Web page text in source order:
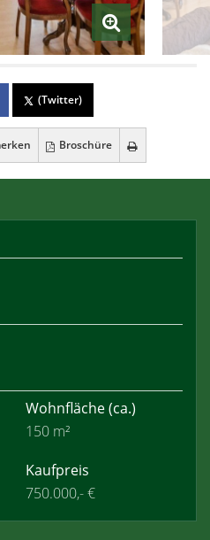
(Twitter)
Broschüre
Wohnfläche(ca.)
150 m²
Kaufpreis
750.000,- €